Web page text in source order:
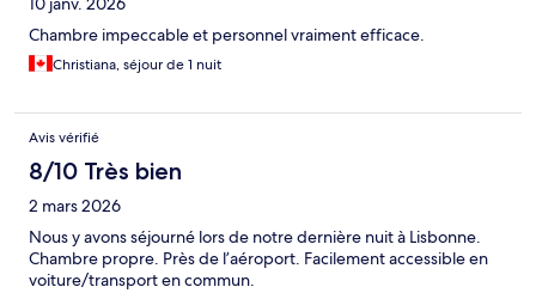
Chambre impeccable et personnel vraiment efficace.
Christiana, séjour de 1 nuit
Avis vérifié
8/10 Très bien
2 mars 2026
Nous y avons séjourné lors de notre dernière nuit à Lisbonne.
Chambre propre. Près de l’aéroport. Facilement accessible en
voiture/transport en commun.